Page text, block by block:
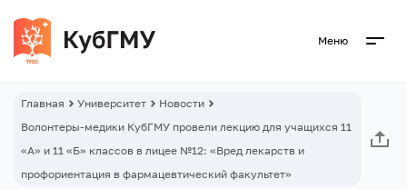
Меню
Главная Университет
Новости
Волонтеры-медики КубГМУ провели лекцию для учащихся 11
«А» и 11 «Б» классов в лицее №12: «Вред лекарств и
профориентация в фармацевтический факультет»